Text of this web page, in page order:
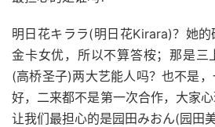
明日花キララ(明日花Kirara)？她
金卡女优，所以不算答桉；那是三
(高桥圣子)两大艺能人吗？也不是
好，二来都不是第一次合作，大家
让我们最担心的是园田みおん(园田